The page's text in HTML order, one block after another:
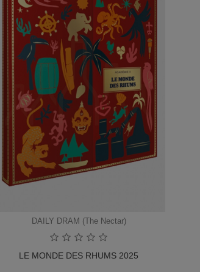
DAILY DRAM (The Nectar)
LE MONDE DES RHUMS 2025